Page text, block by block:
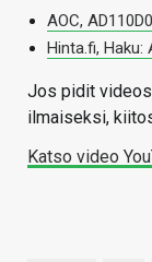
AOC,
Hinta.fi, Haku:
Jos pidit
ilmaiseksi,
Katso video